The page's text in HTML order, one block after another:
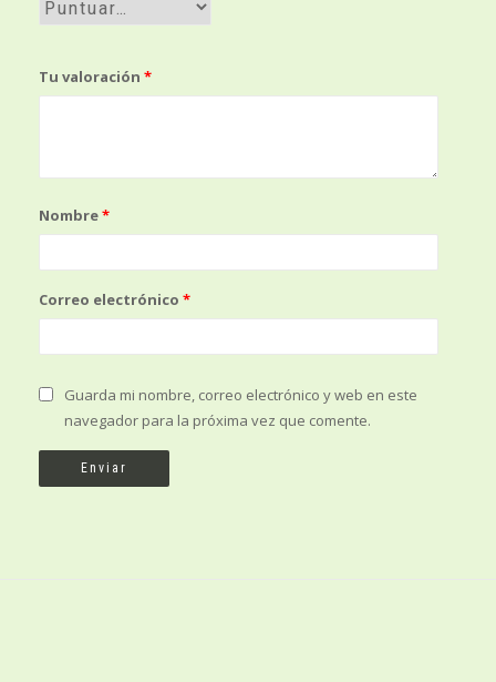
Tu valoración *
Nombre*
Correo electrónico *
Guarda mi nombre, correo electrónico y web en este
navegador para la próxima vez que comente.